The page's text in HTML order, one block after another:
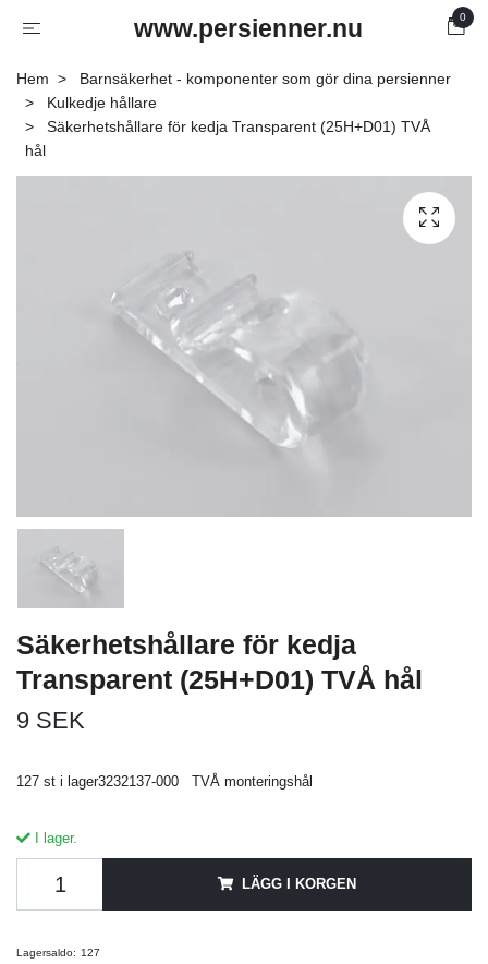
www.persienner.nu 0
Hem
Barnsäkerhet - komponenter som gör dina persienner
Kulkedje hållare
Säkerhetshållare för kedja Transparent (25H+D01) TVÅ
hål
Säkerhetshållare för kedja
Transparent (25H+D01) TVÅ hål
9 SEK
127 st i lager3232137-000 TVÅ monteringshål
I lager.
LÄGG I KORGEN
Lagersaldo: 127